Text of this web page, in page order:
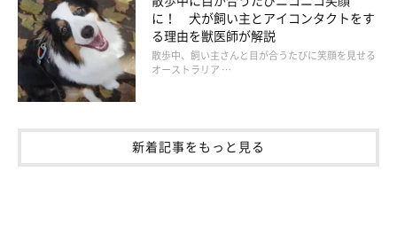
あるある4：ぬいぐるみを振り回す
に！ 犬が飼い主とアイコンタクトをす
る理由を獣医師が解説
散歩中、飼い主さんと目が合うたびに笑顔を見せる
オーストラリア …
新着記事をもっと見る